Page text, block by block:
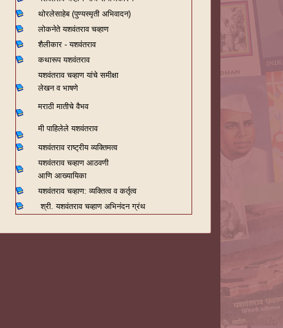
थोरलेसाहेब (पुण्यस्मृती अभिवादन)
लोकनेते यशवंतराव चव्हाण
शैलीकार - यशवंतराव
कथारूप यशवंतराव
यशवंतराव चव्हाण यांचे समीक्षा
लेखन व भाषणे
मराठी मातीचे वैभव
मी पाहिलेले यशवंतराव
यशवंतराव राष्ट्रीय व्यक्तिमत्व
यशवंतराव चव्हाण आठवणी
आणि आख्यायिका
यशवंतराव चव्हाण: व्यक्तित्व व कर्तृत्व
श्री. यशवंतराव चव्हाण अभिनंदन ग्रंथ